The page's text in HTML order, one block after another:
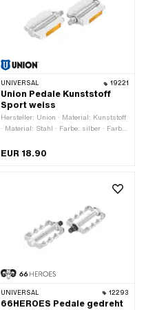
UNIVERSAL 19221
Union Pedale Kunststoff
Sport weiss
Hersteller: Union · Material: Kunststoff
· Material: Stahl · Farbe: silber · Farbe:
Antrieb: Innensechskant · Reflektoren:
EUR 18.90
UNIVERSAL 12293
66HEROES Pedale gedreht